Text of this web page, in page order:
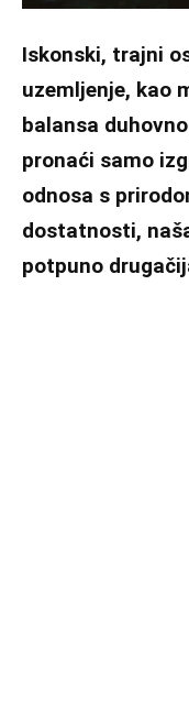
Iskonski, trajni
uzemljenje, kao
balansa
pronaći samo
odnosa s
dostatnosti,
potpuno